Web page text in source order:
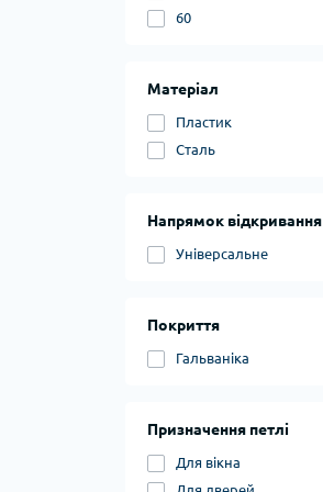
60
Матеріал
Пластик
Сталь
Напрямок відкривання
Універсальне
Покриття
Гальваніка
Призначення петлі
Для вікна